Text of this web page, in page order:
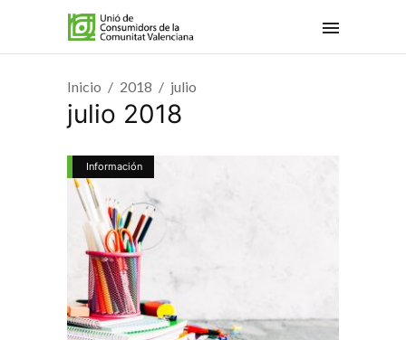
Inicio 2018 julio
julio 2018
Información